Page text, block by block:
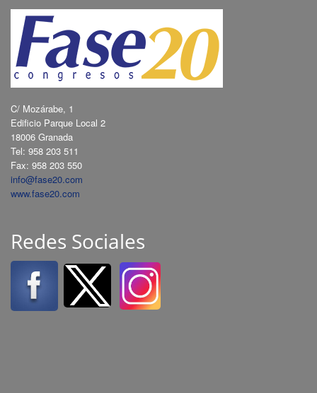
C/ Mozárabe, 1
Edificio Parque Local 2
18006 Granada
Tel: 958 203 511
Fax: 958 203 550
info@fase20.com
www.fase20.com
Redes Sociales